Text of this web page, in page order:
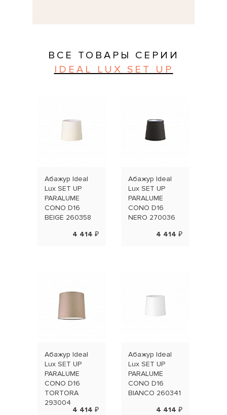
ВСЕ ТОВАРЫ СЕРИИ
IDEAL LUX SET UP
Абажур Ideal
Lux SET UP
PARALUME
CONO D16
BEIGE 260358
4 414 ₽
Абажур Ideal
Lux SET UP
PARALUME
CONO D16
TORTORA
293004
4 414 ₽
Абажур Ideal
Lux SET UP
PARALUME
CONO D16
NERO 270036
4 414 ₽
Абажур Ideal
Lux SET UP
PARALUME
CONO D16
BIANCO 260341
4 414 ₽